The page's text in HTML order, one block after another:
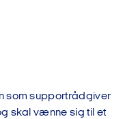
som supportrådgiver
skal vænne sig til et